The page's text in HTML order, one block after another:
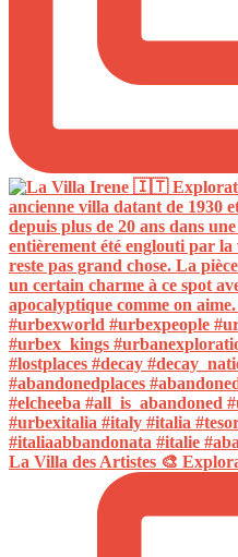
La Villa des Artistes 🎨